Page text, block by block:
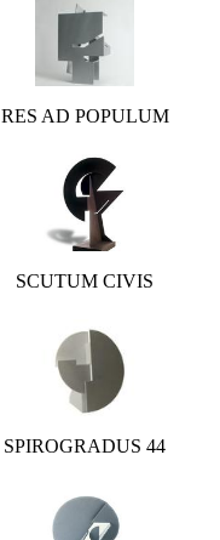
RES AD POPULUM
SCUTUM CIVIS
SPIROGRADUS 44